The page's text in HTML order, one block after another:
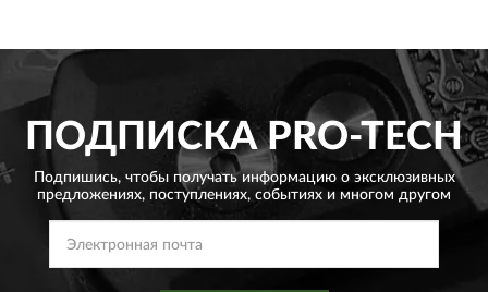
ПОДПИСКАPRO-TECH
Подпишись, чтобы получать информацию о эксклюзивных
предложениях, поступлениях, событиях и многом другом